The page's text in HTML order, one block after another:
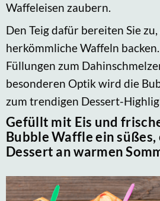
Waffeleisen zaubern.
Den Teig dafür bereiten Sie
herkömmliche Waffeln
Füllungen zum
besonderen Optik wird die
zum trendigen Dessert-
Gefüllt mit Eis und
Bubble Waffle ein
Dessert an warmen